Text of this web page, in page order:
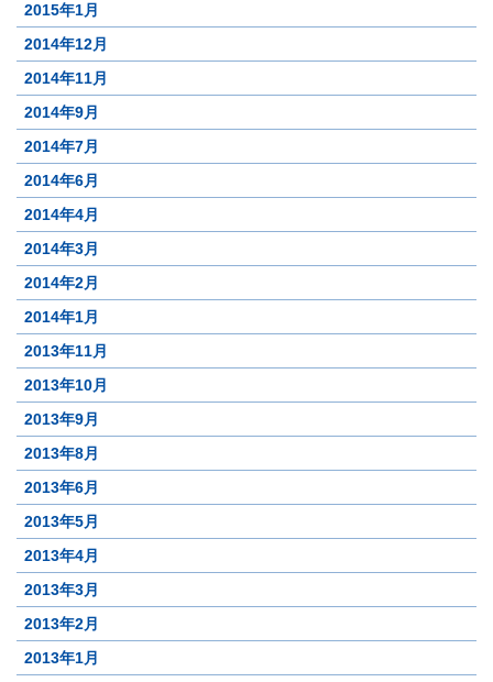
2015年1月
2014年12月
2014年11月
2014年9月
2014年7月
2014年6月
2014年4月
2014年3月
2014年2月
2014年1月
2013年11月
2013年10月
2013年9月
2013年8月
2013年6月
2013年5月
2013年4月
2013年3月
2013年2月
2013年1月